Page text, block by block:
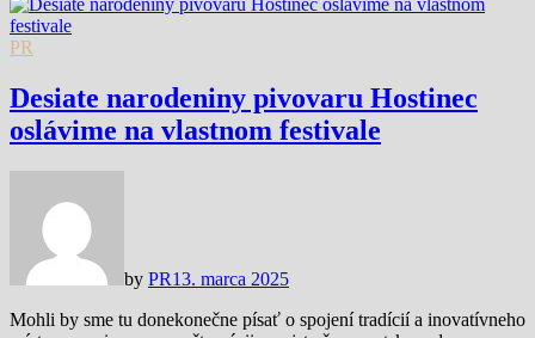
Share
PR
Desiate narodeniny pivovaru Hostinec
oslávime na vlastnom festivale
by PR13. marca 2025
Mohli by sme tu donekonečne písať o spojení tradícií a inovatívneho